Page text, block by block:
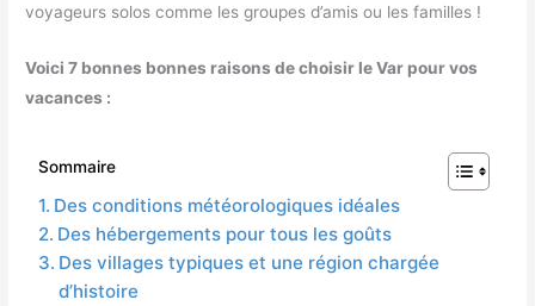
voyageurs solos comme les groupes d’amis ou les familles !
Voici 7 bonnes bonnes raisons de choisir le Var pour vos
vacances :
Sommaire
Des conditions météorologiques idéales
Des hébergements pour tous les goûts
Des villages typiques et une région chargée
d’histoire